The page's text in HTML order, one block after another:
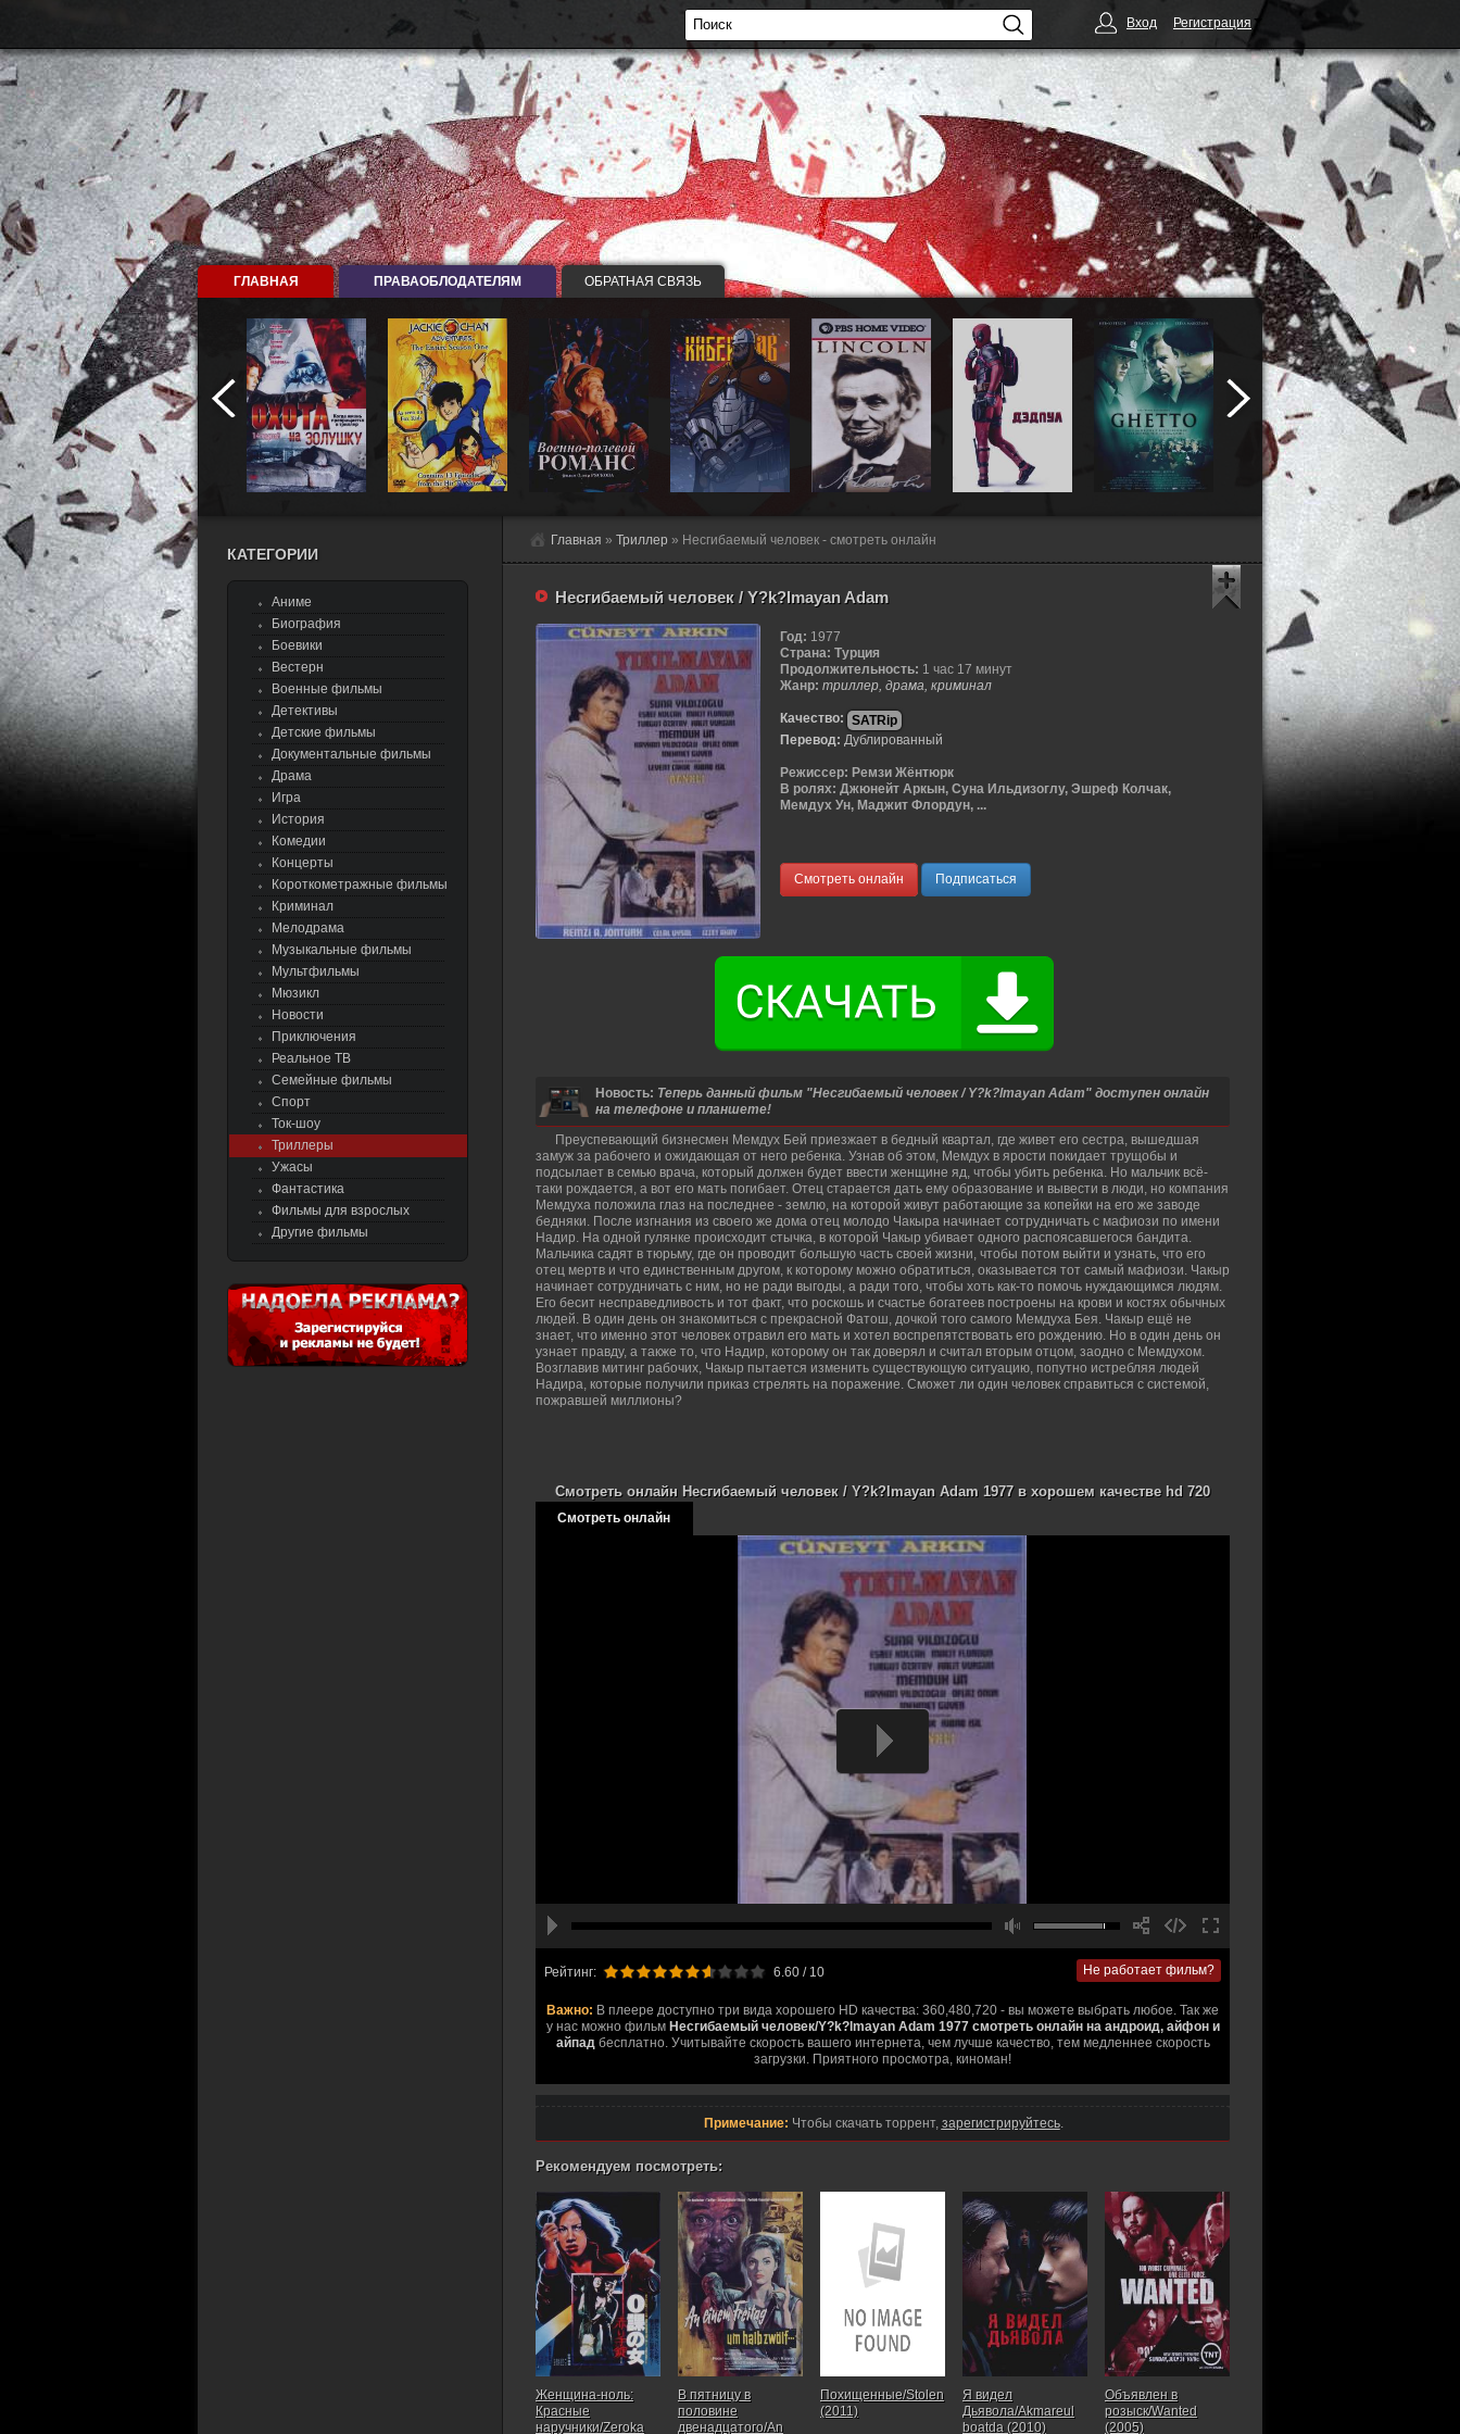
Главная » Триллер » Несгибаемый человек - смотреть онлайн
Несгибаемый человек / Y?k?lmayan Adam
Новость: Теперь данный фильм "Несгибаемый человек / Y?k?lmayan Adam" доступен онлайн
на телефоне и планшете!
Преуспевающий бизнесмен Мемдух Бей приезжает в бедный квартал, где живет его сестра, вышедшая
замуж за рабочего и ожидающая от него ребенка. Узнав об этом, Мемдух в ярости покидает трущобы и
подсылает в семью врача, который должен будет ввести женщине яд, чтобы убить ребенка. Но мальчик всё-
таки рождается, а вот его мать погибает. Отец старается дать ему образование и вывести в люди, но компания
Мемдуха положила глаз на последнее - землю, на которой живут работающие за копейки на его же заводе
бедняки. После изгнания из своего же дома отец молодо Чакыра начинает сотрудничать с мафиози по имени
Надир. На одной гулянке происходит стычка, в которой Чакыр убивает одного распоясавшегося бандита.
Мальчика садят в тюрьму, где он проводит большую часть своей жизни, чтобы потом выйти и узнать, что его
отец мертв и что единственным другом, к которому можно обратиться, оказывается тот самый мафиози. Чакыр
начинает сотрудничать с ним, но не ради выгоды, а ради того, чтобы хоть как-то помочь нуждающимся людям.
Его бесит несправедливость и тот факт, что роскошь и счастье богатеев построены на крови и костях обычных
людей. В один день он знакомиться с прекрасной Фатош, дочкой того самого Мемдуха Бея. Чакыр ещё не
знает, что именно этот человек отравил его мать и хотел воспрепятствовать его рождению. Но в один день он
узнает правду, а также то, что Надир, которому он так доверял и считал вторым отцом, заодно с Мемдухом.
Возглавив митинг рабочих, Чакыр пытается изменить существующую ситуацию, попутно истребляя людей
Надира, которые получили приказ стрелять на поражение. Сможет ли один человек справиться с системой,
пожравшей миллионы?
Год: 1977
Страна: Турция
Продолжительность: 1 час 17 минут
Жанр: триллер, драма, криминал
Качество: SATRip
Перевод: Дублированный
Режиссер: Ремзи Жёнтюрк
В ролях: Джюнейт Аркын, Суна Ильдизоглу, Эшреф Колчак,
Мемдух Ун, Маджит Флордун, ...
Смотреть онлайн Подписаться
Смотреть онлайн Несгибаемый человек / Y?k?lmayan Adam 1977 в хорошем качестве hd 720
Смотреть онлайн
Рейтинг:
6.60 / 10 Не работает фильм?
Важно: В плеере доступно три вида хорошего HD качества: 360,480,720 - вы можете выбрать любое. Так же
у нас можно фильм Несгибаемый человек/Y?k?lmayan Adam 1977 смотреть онлайн на андроид, айфон и
айпадбесплатно. Учитывайте скорость вашего интернета, чем лучше качество, тем медленнее скорость
загрузки. Приятного просмотра, киноман!
Примечание: Чтобы скачать торрент, зарегистрируйтесь.
Рекомендуем посмотреть:
Женщина-ноль:
Красные
наручники/Zeroka
В пятницу в
половине
двенадцатого/An
Похищенные/Stolen
(2011)
Я видел
Дьявола/Akmareul
boatda (2010)
Объявлен в
розыск/Wanted
(2005)
КАТЕГОРИИ
Аниме
Биография
Боевики
Вестерн
Военные фильмы
Детективы
Детские фильмы
Документальные фильмы
Драма
Игра
История
Комедии
Концерты
Короткометражные фильмы
Криминал
Мелодрама
Музыкальные фильмы
Мультфильмы
Мюзикл
Новости
Приключения
Реальное ТВ
Семейные фильмы
Спорт
Ток-шоу
Триллеры
Ужасы
Фантастика
Фильмы для взрослых
Другие фильмы
ГЛАВНАЯ ПРАВАОБЛОДАТЕЛЯМ ОБРАТНАЯ СВЯЗЬ
Вход Регистрация